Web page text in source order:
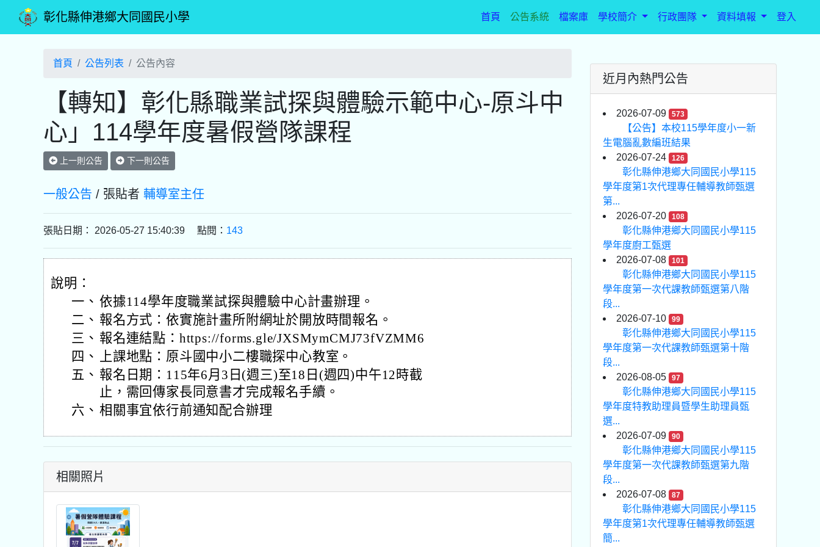
彰化縣伸港鄉大同國民小學 首頁(current)
公告系統 檔案庫 學校簡介 行政團隊 資料填報 登入
首頁 公告列表 公告內容
【轉知】彰化縣職業試探與體驗示範中心-原斗中
心」114學年度暑假營隊課程
上一則公告 下一則公告
一般公告 / 張貼者 輔導室主任
張貼日期： 2026-05-27 15:40:39 點閱： 143
說明：
一、 依據114學年度職業試探與體驗中心計畫辦理。
二、 報名方式：依實施計畫所附網址於開放時間報名。
三、 報名連結點：https://forms.gle/JXSMymCMJ73fVZMM6
四、
上課地點：原斗國中小二樓職探中心教室。
五、 報名日期：115年6月3日(週三)至18日(週四)中午12時截
止，需回傳家長同意書才完成報名手續。
六、 相關事宜依行前通知配合辦理
相關照片
近月內熱門公告
2026-07-09 573
【公告】本校115學年度小一新
生電腦亂數編班結果
2026-07-24
126
彰化縣伸港鄉大同國民小學115
學年度第1次代理專任輔導教師甄選
第...
2026-07-20
108
彰化縣伸港鄉大同國民小學115
學年度廚工甄選
2026-07-08
101
彰化縣伸港鄉大同國民小學115
學年度第一次代課教師甄選第八階
段...
2026-07-10
99
彰化縣伸港鄉大同國民小學115
學年度第一次代課教師甄選第十階
段...
2026-08-05
97
彰化縣伸港鄉大同國民小學115
學年度特教助理員暨學生助理員甄
選...
2026-07-09
90
彰化縣伸港鄉大同國民小學115
學年度第一次代課教師甄選第九階
段...
2026-07-08
87
彰化縣伸港鄉大同國民小學115
學年度第1次代理專任輔導教師甄選
簡...